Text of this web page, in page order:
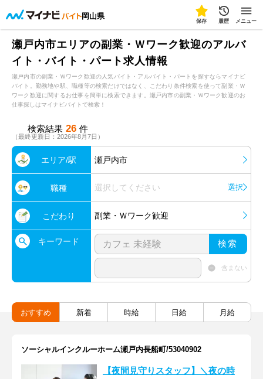
岡山県
保存 履歴 メニュー
瀬戸内市エリアの副業・Ｗワーク歓迎のアルバ
イト・バイト・パート求人情報
瀬戸内市の副業・Ｗワーク歓迎の人気バイト・アルバイト・パートを探すならマイナビ
バイト。勤務地や駅、職種等の検索だけではなく、こだわり条件検索を使って副業・Ｗ
ワーク歓迎に関するお仕事を簡単に検索できます。瀬戸内市の副業・Ｗワーク歓迎のお
仕事探しはマイナビバイトで検索！
検索結果 26 件
（最終更新日：2026年8月7日）
エリア/駅 瀬戸内市
職種 選択してください 選択
こだわり 副業・Ｗワーク歓迎
キーワード 検索
含まない
おすすめ 新着 時給 日給 月給
ソーシャルインクルーホーム瀬戸内長船町/53040902
【夜間見守りスタッフ】＼夜の時